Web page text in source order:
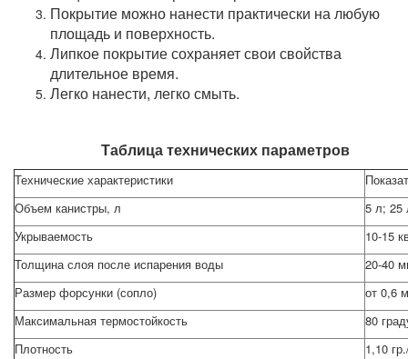
Покрытие можно нанести практически на любую
площадь и поверхность.
Липкое покрытие сохраняет свои свойства
длительное время.
Легко нанести, легко смыть.
Таблица технических параметров
Технические характеристики
Объем канистры, л
5 л; 25
Укрываемость
10-15
Толщина слоя после испарения воды
20-40
Размер форсунки (сопло)
от 0,6
Максимальная термостойкость
80
Плотность
1,10